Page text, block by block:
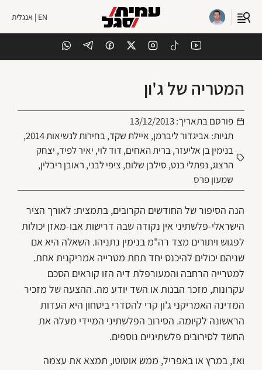
EN | אנגלית
המטריה של ג'ון
פורסם בתאריך:13/12/2013
תגיות: אביגדור ליברמן, איילת שקד,בחירות לנשיאות 2014
,
בנימין בן אליעזר,ברית האחים, דוד לוי, יאיר לפיד, יצחק
הרצוג, נפתלי בנט, סילבן שלום, ציפי לבני, ראובן ריבלין,
שמעון פרס
הנה הסיפור של החודשים הקרובים, בתמצית: לאורך הציר
הישראלי-פלשתיני אין נקודה שבה דרישות אבו-מאזן יכולות
לפגוש ויתורים מצד רה"מ בנימין נתניהו. השאלה היא אם
שניהם יכולים להיכנס יחד תחת מטרייה אמריקנית אחת.
למטרייה הרחבה והמעורפלת דיה הזו קוראים הסכם
עקרונות, מזכר הבנות או השד יודע מה. ההצעה של מזכיר
המדינה האמריקני ג'ון קרי להסדרי ביטחון היא העדות
הראשונה לקיומה. הסירוב הפלשתיני המיידי מעלה את
החשד לסירובים פלשתיניים נוספים.
ואז, במרץ או באפריל, ממש אוטוטו, תמצא את עצמה